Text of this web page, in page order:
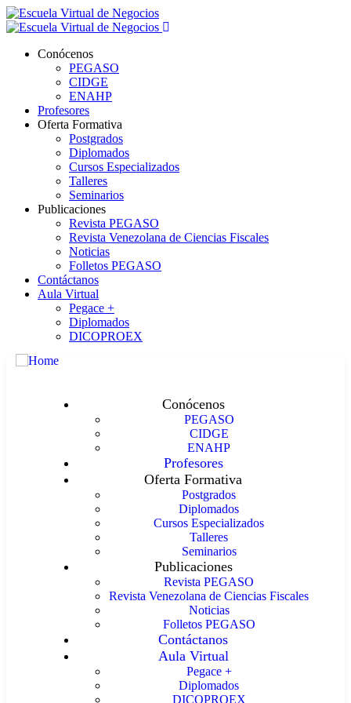
Conócenos
PEGASO
CIDGE
ENAHP
Profesores
Oferta Formativa
Postgrados
Diplomados
Cursos Especializados
Talleres
Seminarios
Publicaciones
Revista PEGASO
Revista Venezolana de Ciencias Fiscales
Noticias
Folletos PEGASO
Contáctanos
Aula Virtual
Pegace +
Diplomados
DICOPROEX
Conócenos
PEGASO
CIDGE
ENAHP
Profesores
Oferta Formativa
Postgrados
Diplomados
Cursos Especializados
Talleres
Seminarios
Publicaciones
Revista PEGASO
Revista Venezolana de Ciencias Fiscales
Noticias
Folletos PEGASO
Contáctanos
Aula Virtual
Pegace +
Diplomados
DICOPROEX